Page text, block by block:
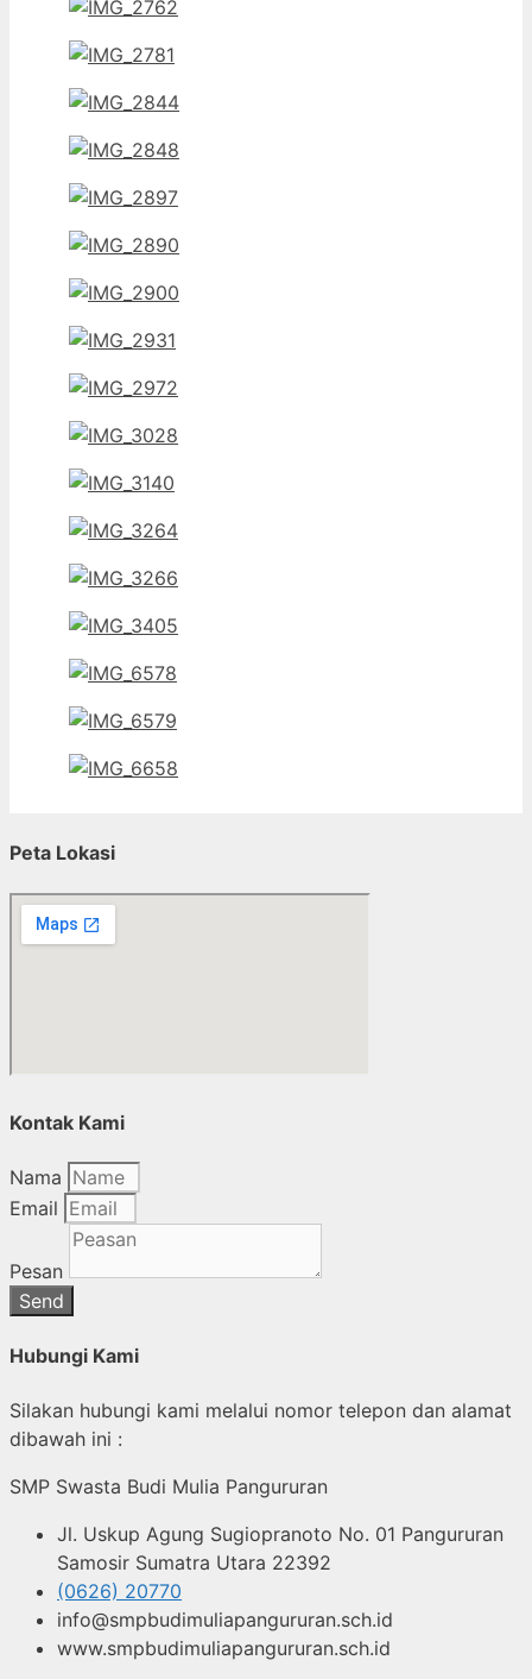
Peta Lokasi
Kontak Kami
Nama
Email
Pesan
Send
Hubungi Kami
Silakan hubungi kami melalui nomor telepon dan alamat
dibawah ini :
SMP Swasta Budi Mulia Pangururan
Jl. Uskup Agung Sugiopranoto No. 01 Pangururan
Samosir Sumatra Utara 22392
(0626) 20770
info@smpbudimuliapangururan.sch.id
www.smpbudimuliapangururan.sch.id